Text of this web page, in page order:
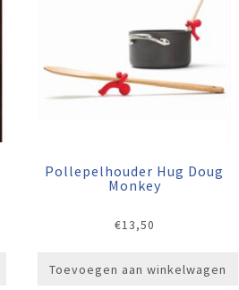
Pollepelhouder Hug Doug
Monkey
€13,50
Toevoegen aan winkelwagen